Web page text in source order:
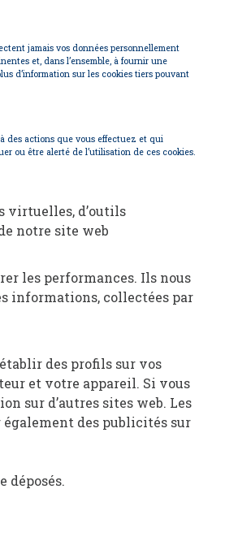
jamais vos données personnellement
et, dans l’ensemble, à fournir une
d’information sur les cookies tiers pouvant
des actions que vous effectuez et qui
ou être alerté de l’utilisation de ces cookies.
virtuelles, d’outils
notre site web
les performances. Ils nous
informations, collectées par
des profils sur vos
et votre appareil. Si vous
sur d’autres sites web. Les
des publicités sur
déposés.